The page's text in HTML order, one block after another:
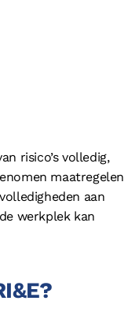
risico’s volledig,
maatregelen
aan
werkplek kan